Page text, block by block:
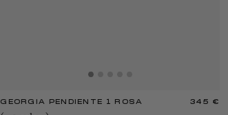
GEORGIA PENDIENTE 1 ROSA 345 €